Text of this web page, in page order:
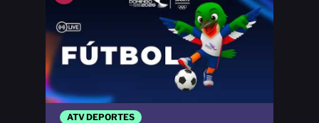
ATV DEPORTES